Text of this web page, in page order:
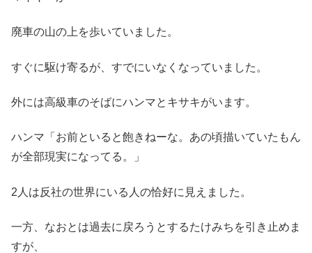
廃車の山の上を歩いていました。
すぐに駆け寄るが、すでにいなくなっていました。
外には高級車のそばにハンマとキサキがいます。
ハンマ「お前といると飽きねーな。あの頃描いていたもん
が全部現実になってる。」
2人は反社の世界にいる人の恰好に見えました。
一方、なおとは過去に戻ろうとするたけみちを引き止めま
すが、